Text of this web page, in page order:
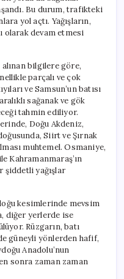
Bu durum, trafikteki
yol açtı. Yağışların,
olarak devam etmesi
bilgilere göre,
parçalı ve çok
ve Samsun’un batısı
sağanak ve gök
tahmin ediliyor.
Doğu Akdeniz,
Siirt ve Şırnak
muhtemel. Osmaniye,
Kahramanmaraş’ın
şiddetli yağışlar
kesimlerinde mevsim
diğer yerlerde ise
Rüzgarın, batı
güneyli yönlerden hafif,
Anadolu’nun
sonra zaman zaman